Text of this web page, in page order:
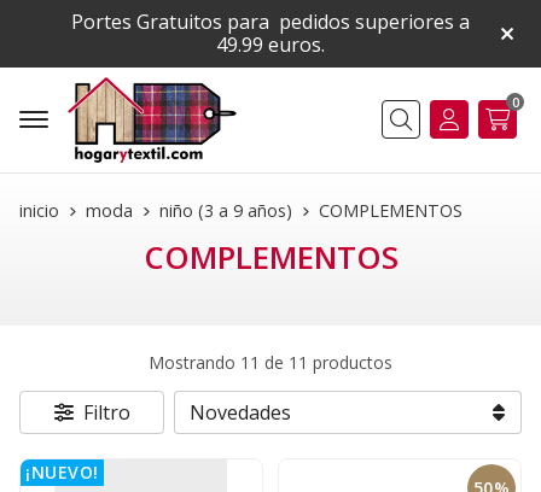
Portes Gratuitos para pedidos superiores a
49.99 euros.
Buscar
0
inicio moda niño (3 a 9 años) COMPLEMENTOS
COMPLEMENTOS
Mostrando 11 de 11 productos
Filtro
¡NUEVO!
50%